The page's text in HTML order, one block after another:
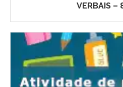
VERBAIS –